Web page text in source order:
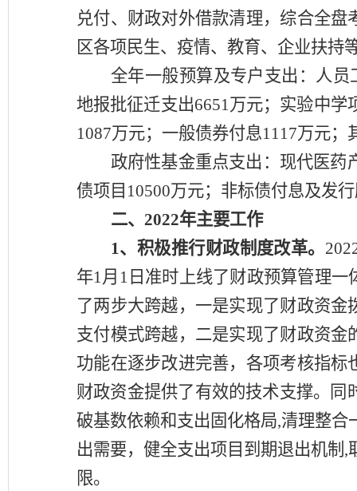
兑付、财政对外借款清理，综合全
区各项民生、疫情、教育、企业扶持
全年一般预算及专户支出：人员
地报批征迁支出6651万元；实验中学
1087万元；一般债券付息1117万元
政府性基金重点支出：现代医药
债项目10500万元；非标债付息及发
二、 2022年主要工作
1、 积极推行财政制度改革。
年1月1日准时上线了财政预算管理
了两步大跨越，一是实现了财政资
支付模式跨越，二是实现了财政资
功能在逐步改进完善，各项考核指
财政资金提供了有效的技术支撑。同
破基数依赖和支出固化格局,清理整
出需要，健全支出项目到期退出机制
限。